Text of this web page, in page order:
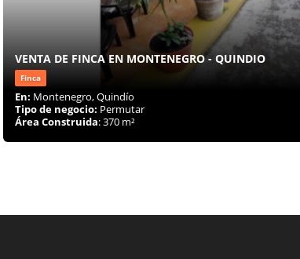
VENTA DE FINCA EN MONTENEGRO - QUINDIO
Finca
En: Montenegro, Quindío
Tipo de negocio: Permutar
Área Construida: 370 m²